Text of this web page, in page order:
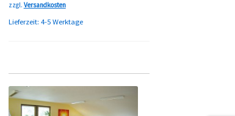
zzgl. Versandkosten
Lieferzeit: 4-5 Werktage